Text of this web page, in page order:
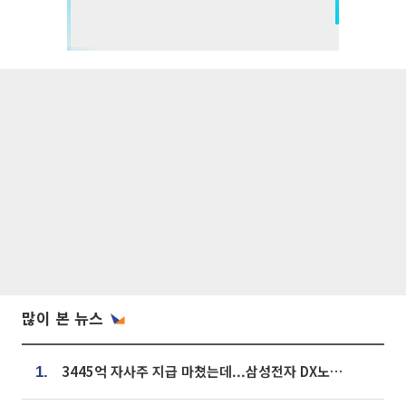
많이 본 뉴스
1. 3445억 자사주 지급 마쳤는데...삼성전자 DX노조, 뒤늦은 '떼쓰기 집회'